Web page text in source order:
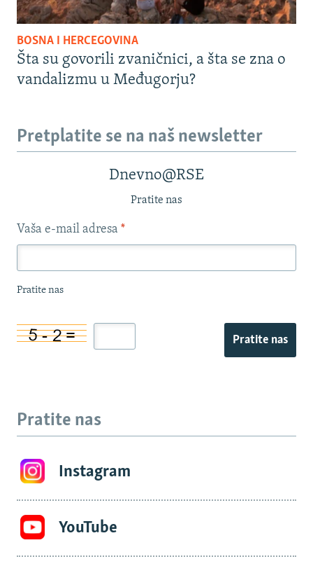
BOSNA I HERCEGOVINA
Šta su govorili zvaničnici, a šta se zna o
vandalizmu u Međugorju?
Pretplatite se na naš newsletter
Dnevno@RSE
Pratite nas
Vaša e-mail adresa *
Pratite nas
Pratite nas
Pratite nas
Instagram
YouTube